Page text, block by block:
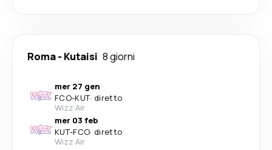
Roma- Kutaisi 8 giorni
mer 27 gen
FCO-KUT· diretto
Wizz Air
mer 03 feb
KUT-FCO· diretto
Wizz Air